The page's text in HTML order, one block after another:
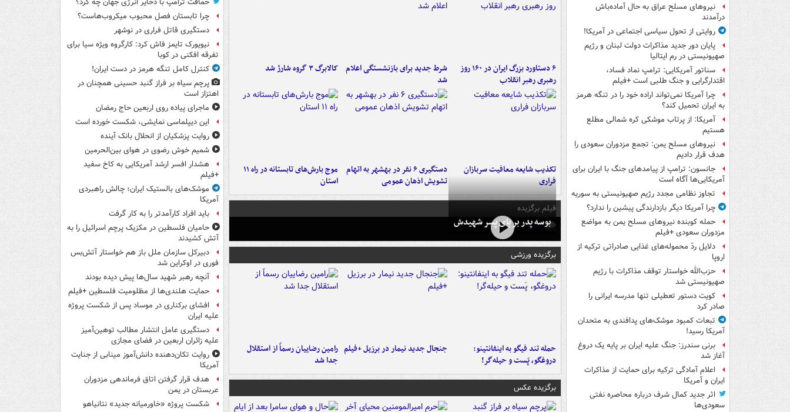
نیروهای مسلح عراق به حال آماده‌باش
درآمدند
روایتی از تحول سیاسی اجتماعی در آمریکا!
پایان دور جدید مذاکرات دولت لبنان و رژیم
صهیونیستی در رم ایتالیا
سناتور آمریکایی: ترامپ نماد فساد،
اقتدارگرایی و جنگ طلبی است +فیلم
چرا آمریکا نمی‌تواند اراده خود را در تنگه هرمز
به ایران تحمیل کند؟
آمریکا: از پرتاب موشکی کره شمالی مطلع
هستیم
نیروهای مسلح یمن: تجمع مزدوران سعودی را
هدف قرار دادیم
جانسون: ترامپ از پیامدهای جنگ با ایران برای
آمریکایی‌ها آگاه است
تجاوز نظامی مجدد رژیم صهیونیستی به سوریه
چرا آمریکا دیگر بازدارندگی پیشین را ندارد؟
حمله کوبنده نیروهای مسلح یمن به مواضع
مزدوران سعودی +فیلم
دلایل ردّ محموله‌های غذایی صادراتی ترکیه از
اروپا
حزب‌الله خواستار توقف مذاکرات با رژیم
صهیونیستی شد
کویت دستور تعطیلی تنها مدرسه ایرانی را
صادر کرد
تبعات کمبود موشک‌های پدافندی به متحدان
آمریکا رسید!
برنی سندرز: جنگ علیه ایران بر پایه یک دروغ
آغاز شد
اعلام آمادگی ترکیه برای حمایت از مذاکرات
ایران و آمریکا
اثر جدید کمال شرف درباره محاصره نفتی
سعودی‌ها
۶ دستاورد بزرگ ایران در ۱۶۰ روز
رهبری رهبر انقلاب
شرط جدید برای بازنشستگی اعلام
شد
کالابرگ ۳ گروه شارژ شد
تکذیب شایعه معافیت سربازان
فراری
دستگیری ۶ نفر در بهشهر به اتهام
تشویش اذهان عمومی
موج بارش‌های تابستانه در راه ۱۱
استان
فیلم برگزیده
بوسه‌ پدر بر پای پسر شهیدش
برگزیده ورزشی
حمله تند فیگو به اینفانتینو:
دروغگو، پَست‌ و حیله‌گر!
جنجال جدید نیمار در برزیل +فیلم رامین رضاییان رسماً از استقلال
جدا شد
برگزیده عکس
حماقت ترامپ با ذخایر انرژی جهان چه کرد؟
چرا تابستان فصل محبوب میکروب‌هاست؟
دستگیری قاتل فراری در نوشهر
نیویورک تایمز فاش کرد: کارگروه ویژه سیا برای
تفرقه افکنی در کوبا
کنترل کامل تنگه هرمز در دست ایران!
پرچم سیاه بر فراز گنبد حسینی همچنان در
اهتزاز است
ماجرای پیاده روی اربعین حاج رمضان
این دیپلماسی نمایشی، شکست خورده است
روایت پزشکیان از انحلال بانک آینده
شمیم خوش رضوی در هوای بین‌الحرمین
هشدار افسر ارشد آمریکایی به کاخ سفید
+فیلم
موشک‌های بالستیک ایران؛ چالش راهبردی
آمریکا
باید افراد کارآمدتر را به کار گرفت
حامیان فلسطین در مکزیک پرچم اسرائیل را به
آتش کشیدند
دبیرکل سازمان ملل باز هم خواستار آتش‌بس
فوری در اوکراین شد
آنچه رهبر شهید سال‌ها پیش دیده بودند
حمایت هلندی‌ها از مظلومیت فلسطین +فیلم
افشای برکناری در موساد پس از شکست پروژه
علیه ایران
دستگیری عامل انتشار مطالب توهین‌آمیز
علیه زائران اربعین در فضای مجازی
روایت تکان‌دهنده دانش‌آموز مینابی از جنایت
آمریکا
هدف قرار گرفتن اتاق‌ فرماندهی مزدوران
عربستان در یمن
شکست پروژه «خاورمیانه جدید» نتانیاهو